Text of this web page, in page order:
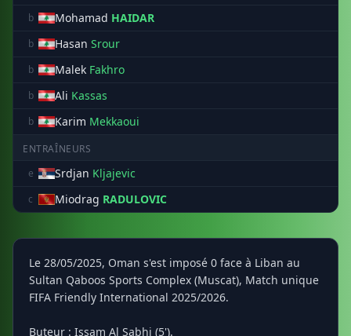
b Mohamad HAIDAR
b Hasan Srour
b Malek Fakhro
b Ali Kassas
b Karim Mekkaoui
ENTRAÎNEURS
e
Srdjan Kljajevic
c Miodrag RADULOVIC
Le 28/05/2025, Oman s'est imposé 0 face à Liban au
Sultan Qaboos Sports Complex (Muscat), Match unique
FIFA Friendly International 2025/2026.
Buteur : Issam Al Sabhi (5').